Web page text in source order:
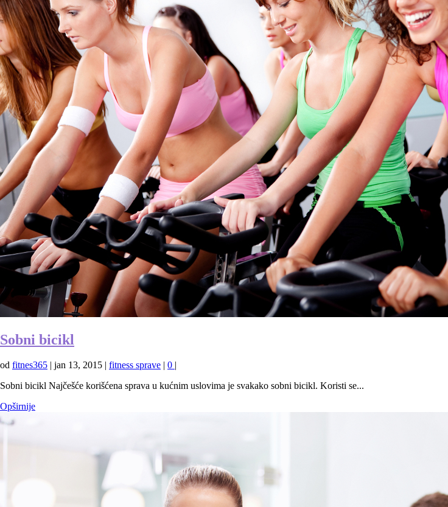
Sobni bicikl
od fitnes365 | jan 13, 2015 | fitness sprave | 0 |
Sobni bicikl Najčešće korišćena sprava u kućnim uslovima je svakako sobni bicikl. Koristi se...
Opširnije